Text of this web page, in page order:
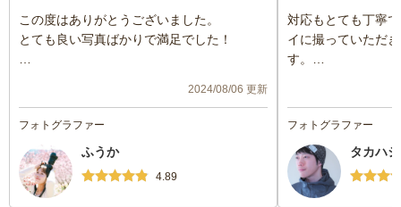
この度はありがとうございました。
とても良い写真ばかりで満足でした！
2024/08/06 更新
フォトグラファー
ふうか
4.89
対応もとても丁寧
イに撮っていただ
す。
フォトグラファー
タカハ